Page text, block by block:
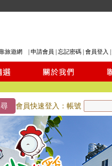
旅遊網 | 申請會員 忘記密碼 會員登入
會員快速登入：帳號